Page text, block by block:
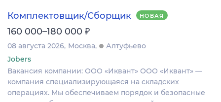
Комплектовщик/Сборщик НОВАЯ
160 000–180 000 ₽
08 августа 2026 Москва
Алтуфьево
Jobers
Вакансия компании: ООО «Иквант» ООО «Иквант» —
компания специализирующаяся на складских
операциях. Мы обеспечиваем порядок и безопасные